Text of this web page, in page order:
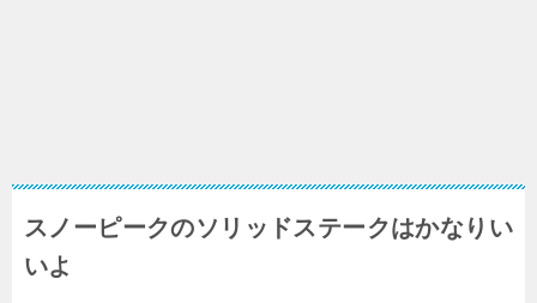
スノーピークのソリッドステークはかなりい
いよ